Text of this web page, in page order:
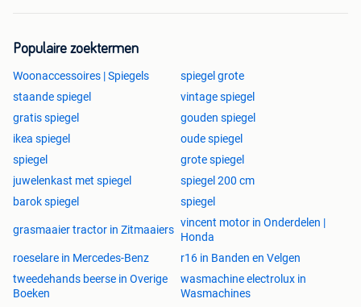
Populaire zoektermen
Woonaccessoires | Spiegels
spiegel grote
staande spiegel
vintage spiegel
gratis spiegel
gouden spiegel
ikea spiegel
oude spiegel
spiegel
grote spiegel
juwelenkast met spiegel
spiegel 200 cm
barok spiegel
spiegel
grasmaaier tractor in Zitmaaiers
vincent motor in Onderdelen |
Honda
roeselare in Mercedes-Benz
r16 in Banden en Velgen
tweedehands beerse in Overige
Boeken
wasmachine electrolux in
Wasmachines